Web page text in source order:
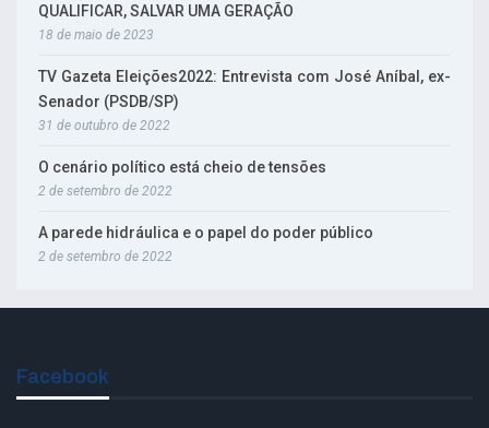
QUALIFICAR, SALVAR UMA GERAÇÃO
18 de maio de 2023
TV Gazeta Eleições2022: Entrevista com José Aníbal, ex-
Senador (PSDB/SP)
31 de outubro de 2022
O cenário político está cheio de tensões
2 de setembro de 2022
A parede hidráulica e o papel do poder público
2 de setembro de 2022
Facebook